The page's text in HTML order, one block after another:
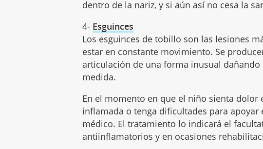
dentro de la nariz, y si aún así no cesa la
4- Esguinces
Los esguinces de tobillo son las lesiones
estar en constante movimiento. Se
articulación de una forma inusual
medida.
En el momento en que el niño sienta dolor
inflamada o tenga dificultades para apoyar
médico. El tratamiento lo indicará el
antiinflamatorios y en ocasiones